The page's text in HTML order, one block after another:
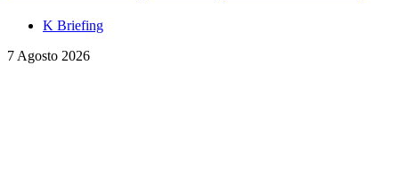
K Briefing
7 Agosto 2026